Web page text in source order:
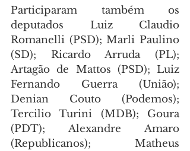
Participaram também os
deputados Luiz Claudio
Romanelli (PSD); Marli Paulino
(SD); Ricardo Arruda (PL);
Artagão de Mattos (PSD); Luiz
Fernando Guerra (União);
Denian Couto (Podemos);
Tercilio Turini (MDB); Goura
(PDT); Alexandre Amaro
(Republicanos);  Matheus